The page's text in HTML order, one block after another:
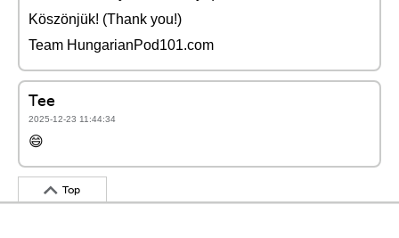
Köszönjük! (Thank you!)
Team HungarianPod101.com
Tee
2025-12-23 11:44:34
😄
Top